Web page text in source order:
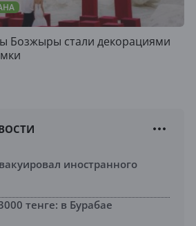
Бозжыры стали декорациями
иностранного
тенге: в Бурабае